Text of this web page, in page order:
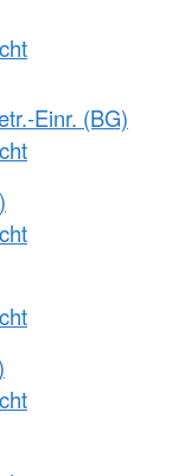
Einr. (BG)